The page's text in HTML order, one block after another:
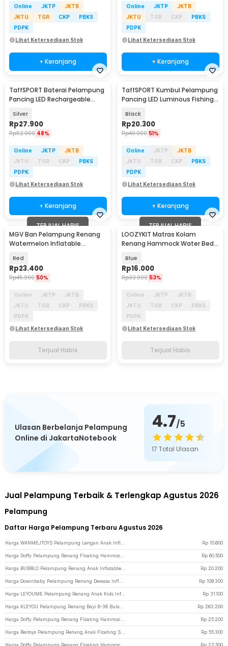
Online JKTP
JKTB
JKTU
TGR CKP
PBKS
PDPK
Lihat Ketersediaan Stok
+ Keranjang
Online JKTP
JKTB
JKTU
TGR CKP
PBKS
PDPK
Lihat Ketersediaan Stok
+ Keranjang
TaffSPORT Baterai Pelampung
Pancing LED Rechargeable
Silver
Rp27.900
Rp52.900 48%
Online JKTP
JKTB
JKTU
TGR CKP
PBKS
PDPK
Lihat Ketersediaan Stok
+ Keranjang
TaffSPORT Kumbul Pelampung
Pancing LED Luminous Fishing
Black
Rp20.300
Rp40.900 51%
Online JKTP
JKTB
JKTU
TGR CKP
PBKS
PDPK
Lihat Ketersediaan Stok
+ Keranjang
TERJUAL HABIS
MGV Ban Pelampung Renang
Watermelon Inflatable
V06
Red
Rp23.400
Rp45.900 50%
Online JKTP
JKTB
JKTU
TGR CKP
PBKS
PDPK
Lihat Ketersediaan Stok
Terjual Habis
TERJUAL HABIS
LOOZYKIT Matras Kolam
Renang Hammock Water Bed -
Blue
Rp16.000
Rp33.900 53%
Online JKTP
JKTB
JKTU
TGR CKP
PBKS
PDPK
Lihat Ketersediaan Stok
Terjual Habis
Ulasan Berbelanja Pelampung
Online di JakartaNotebook
4.7/5
17 Total Ulasan
Jual Pelampung Terbaik & Terlengkap Agustus 2026
Pelampung
Daftar Harga Pelampung Terbaru Agustus 2026
Rp 10.600
Rp 60.500
Rp 20.200
Rp 109.300
Rp 31.100
Rp 263.200
Rp 25.200
Rp 55.300
Rp 23.500